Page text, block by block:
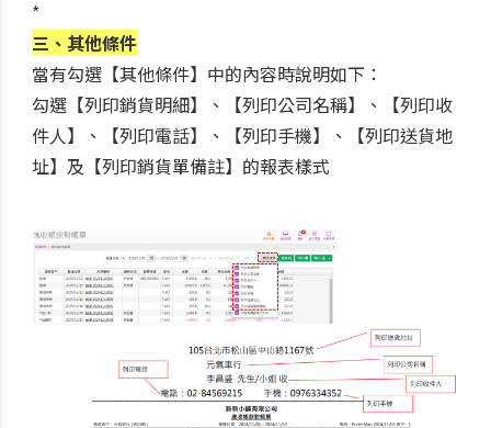
*
三、其他條件
當有勾選【其他條件】中的內容時說明如下：
勾選【列印銷貨明細】、【列印公司名稱】、【列印收
件人】、【列印電話】、【列印手機】、【列印送貨地
址】及【列印銷貨單備註】的報表樣式